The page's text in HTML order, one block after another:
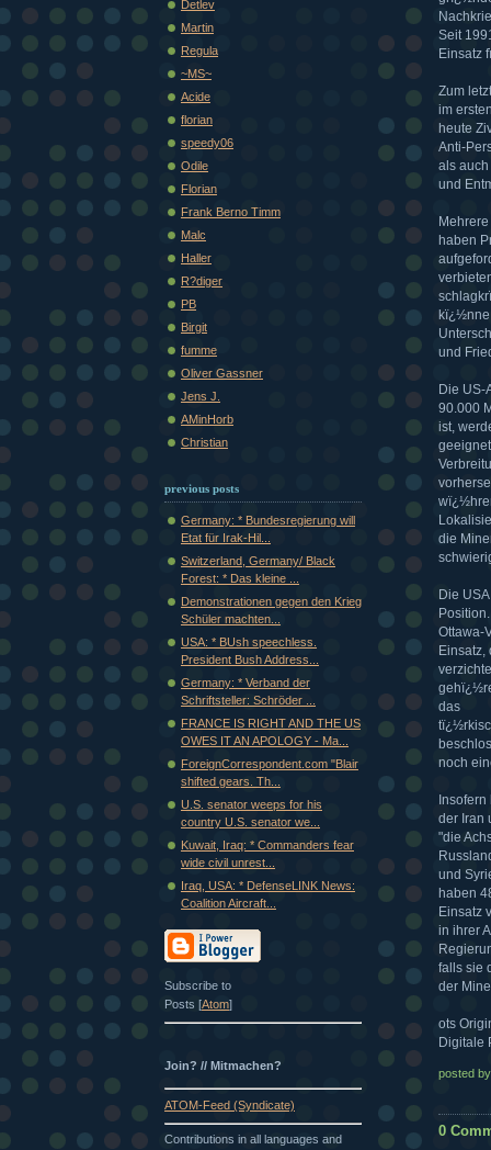
Seit
Einsatz
Zum
im
heute
Anti-
als
und
haben
und
Die US-
90.000
ist,
die
Die
Ottawa-
das
noch
der Iran
"die
und
haben
Einsatz
in ihrer
falls sie
der
ots
Digitale
posted
0
Detlev
Martin
Regula
~MS~
Acide
florian
speedy06
Odile
Florian
Frank Berno Timm
Malc
Haller
R?diger
PB
Birgit
fumme
Oliver Gassner
Jens J.
AMinHorb
Christian
previous posts
Germany: * Bundesregierung will
Etat für Irak-Hil...
Switzerland, Germany/ Black
Forest: * Das kleine ...
Demonstrationen gegen den Krieg
Schüler machten...
USA: * BUsh speechless.
President Bush Address...
Germany: * Verband der
Schriftsteller: Schröder ...
FRANCE IS RIGHT AND THE US
OWES IT AN APOLOGY - Ma...
ForeignCorrespondent.com "Blair
shifted gears. Th...
U.S. senator weeps for his
country U.S. senator we...
Kuwait, Iraq: * Commanders fear
wide civil unrest...
Iraq, USA: * DefenseLINK News:
Coalition Aircraft...
Subscribe to
Posts [Atom]
Join? // Mitmachen?
ATOM-Feed (Syndicate)
Contributions in all languages and